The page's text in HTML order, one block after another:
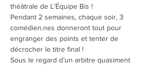
théâtrale de L’Équipe Bis !
Pendant 2 semaines, chaque soir, 3
comédien.nes donneront tout pour
engranger des points et tenter de
décrocher le titre final !
Sous le regard d’un arbitre quasiment